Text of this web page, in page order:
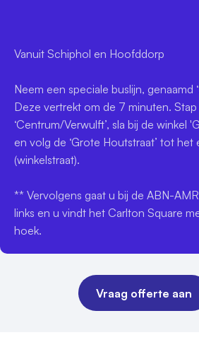
Vanuit Schiphol en Hoofddorp
Neem een speciale buslijn, genaamd
Deze vertrekt om de 7 minuten.
‘Centrum/Verwulft’, sla bij de winkel
en volg de ‘Grote Houtstraat’ tot het
(winkelstraat).
** Vervolgens gaat u bij de ABN-
links en u vindt het Carlton Square
hoek.
Vraag offerte aan